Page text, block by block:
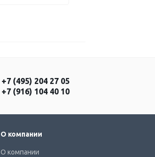
+7 (495) 204 27 05
+7 (916) 104 40 10
О компании
О компании